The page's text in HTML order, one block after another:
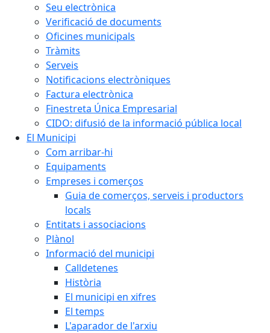
Seu electrònica
Verificació de documents
Oficines municipals
Tràmits
Serveis
Notificacions electròniques
Factura electrònica
Finestreta Única Empresarial
CIDO: difusió de la informació pública local
El Municipi
Com arribar-hi
Equipaments
Empreses i comerços
Guia de comerços, serveis i productors
locals
Entitats i associacions
Plànol
Informació del municipi
Calldetenes
Història
El municipi en xifres
El temps
L'aparador de l'arxiu